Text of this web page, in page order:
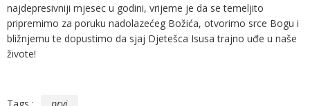
najdepresivniji mjesec u godini, vrijeme je da se temeljito
pripremimo za poruku nadolazećeg Božića, otvorimo srce Bogu i
bližnjemu te dopustimo da sjaj Djetešca Isusa trajno uđe u naše
živote!